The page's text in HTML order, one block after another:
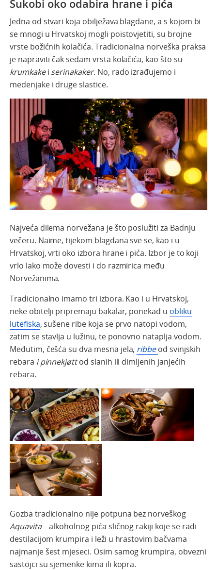
Sukobi oko odabira hrane i pića
Jedna od stvari koja obilježava blagdane, a s kojom bi
se mnogi u Hrvatskoj mogli poistovjetiti, su brojne
vrste božićnih kolačića. Tradicionalna norveška praksa
je napraviti čak sedam vrsta kolačića, kao što su
krumkakei serinakaker. No, rado izrađujemo i
medenjake i druge slastice.
Najveća dilema norvežana je što poslužiti za Badnju
večeru. Naime, tijekom blagdana sve se, kao i u
Hrvatskoj, vrti oko izbora hrane i pića. Izbor je to koji
vrlo lako može dovesti i do razmirica među
Norvežanima.
Tradicionalno imamo tri izbora. Kao i u Hrvatskoj,
neke obitelji pripremaju bakalar, ponekad u obliku
lutefiska, sušene ribe koja se prvo natopi vodom,
zatim se stavlja u lužinu, te ponovno nataplja vodom.
Međutim, češća su dva mesna jela, ribbeod svinjskih
rebara i pinnekjøttod slanih ili dimljenih janjećih
rebara.
Gozba tradicionalno nije potpuna bez norveškog
Aquavita– alkoholnog pića sličnog rakiji koje se radi
destilacijom krumpira i leži u hrastovim bačvama
najmanje šest mjeseci. Osim samog krumpira, obvezni
sastojci su sjemenke kima ili kopra.